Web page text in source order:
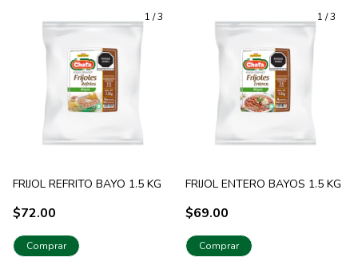
1 /3
FRIJOL REFRITO BAYO 1.5 KG
$72.00
Comprar
1 /3
FRIJOL ENTERO BAYOS 1.5 KG
$69.00
Comprar